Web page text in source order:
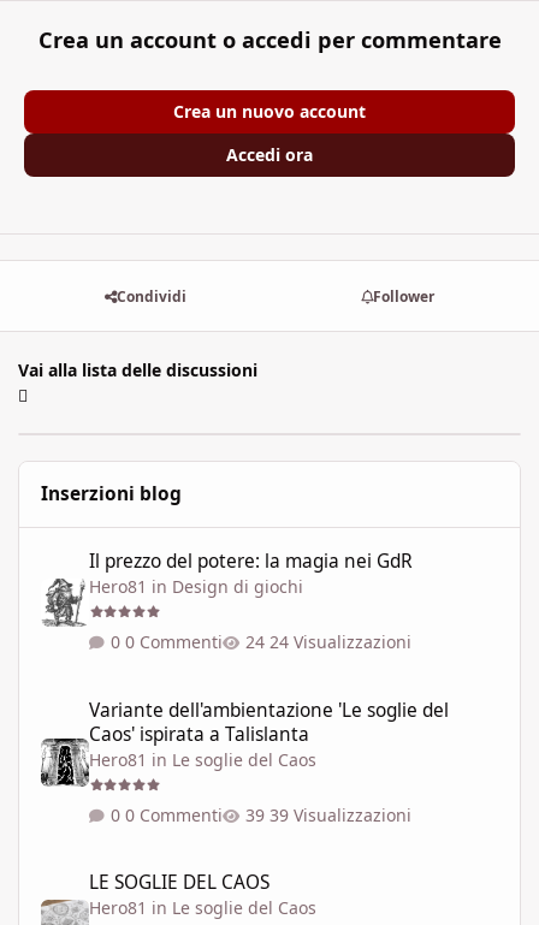
Crea un account o accedi per commentare
Crea un nuovo account
Accedi ora
Condividi Follower
Vai alla lista delle discussioni
Inserzioni blog
Il prezzo del potere: la magia nei GdR
Hero81 in Design di giochi
0 Commenti 24 Visualizzazioni
Variante dell'ambientazione 'Le soglie del
Caos' ispirata a Talislanta
Hero81 in Le soglie del Caos
0 Commenti 39 Visualizzazioni
LE SOGLIE DEL CAOS
Hero81 in Le soglie del Caos